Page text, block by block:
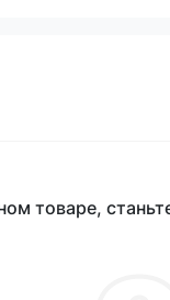
товаре,